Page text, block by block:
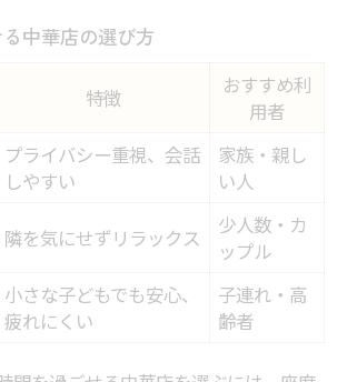
中華店の選び方
特徴
おすすめ利
用者
プライバシー重視、会話
しやすい
家族・親し
い人
隣を気にせずリラックス
少人数・カ
ップル
小さな子どもでも安心、
疲れにくい
子連れ・高
齢者